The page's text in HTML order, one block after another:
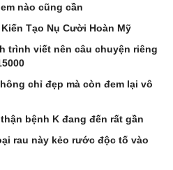
nào cũng cần
Tạo Nụ Cười Hoàn Mỹ
trình viết nên câu chuyện riêng
chỉ đẹp mà còn đem lại vô
bệnh K đang đến rất gần
rau này kẻo rước độc tố vào